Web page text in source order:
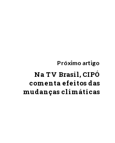
Próximo artigo
Na TV Brasil, CIPÓ
comenta efeitos das
mudanças climáticas